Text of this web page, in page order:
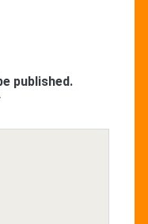
published.